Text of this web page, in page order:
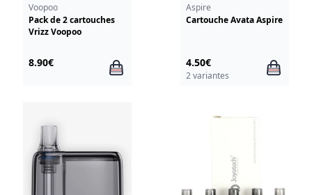
Voopoo
Pack de 2 cartouches
Vrizz Voopoo
8.90€
Aspire
Cartouche Avata Aspire
4.50€
2 variantes